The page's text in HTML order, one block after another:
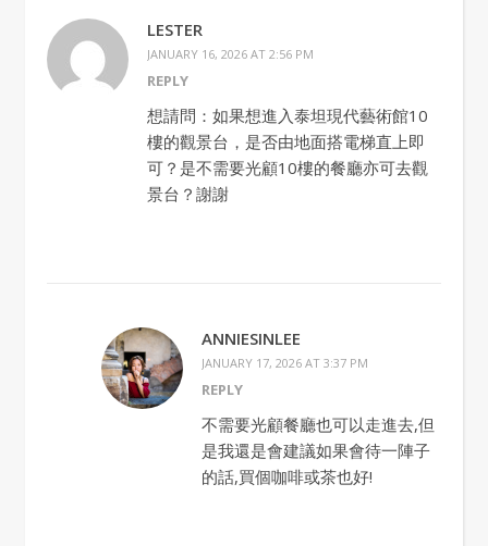
LESTER
JANUARY 16, 2026 AT 2:56 PM
REPLY
想請問：如果想進入泰坦現代藝術館10
樓的觀景台，是否由地面搭電梯直上即
可？是不需要光顧10樓的餐廳亦可去觀
景台？謝謝
ANNIESINLEE
JANUARY 17, 2026 AT 3:37 PM
REPLY
不需要光顧餐廳也可以走進去,但
是我還是會建議如果會待一陣子
的話,買個咖啡或茶也好!